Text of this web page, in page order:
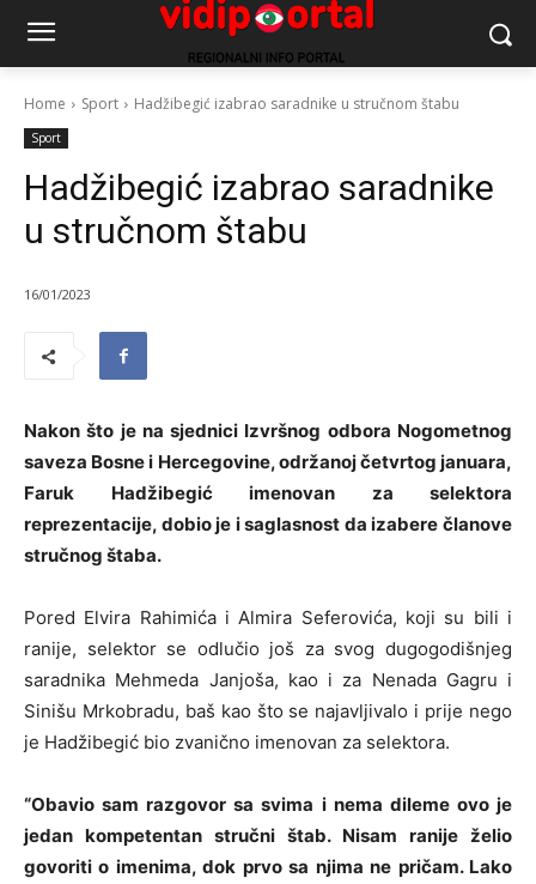
Home Sport Hadžibegić izabrao saradnike u stručnom štabu
Sport
Hadžibegić izabrao saradnike
u stručnom štabu
16/01/2023
Nakon što je na sjednici Izvršnog odbora Nogometnog
saveza Bosne i Hercegovine, održanoj četvrtog januara,
Faruk Hadžibegić imenovan za selektora
reprezentacije, dobio je i saglasnost da izabere članove
stručnog štaba.
Pored Elvira Rahimića i Almira Seferovića, koji su bili i
ranije, selektor se odlučio još za svog dugogodišnjeg
saradnika Mehmeda Janjoša, kao i za Nenada Gagru i
Sinišu Mrkobradu, baš kao što se najavljivalo i prije nego
je Hadžibegić bio zvanično imenovan za selektora.
“Obavio sam razgovor sa svima i nema dileme ovo je
jedan kompetentan stručni štab. Nisam ranije želio
govoriti o imenima, dok prvo sa njima ne pričam. Lako